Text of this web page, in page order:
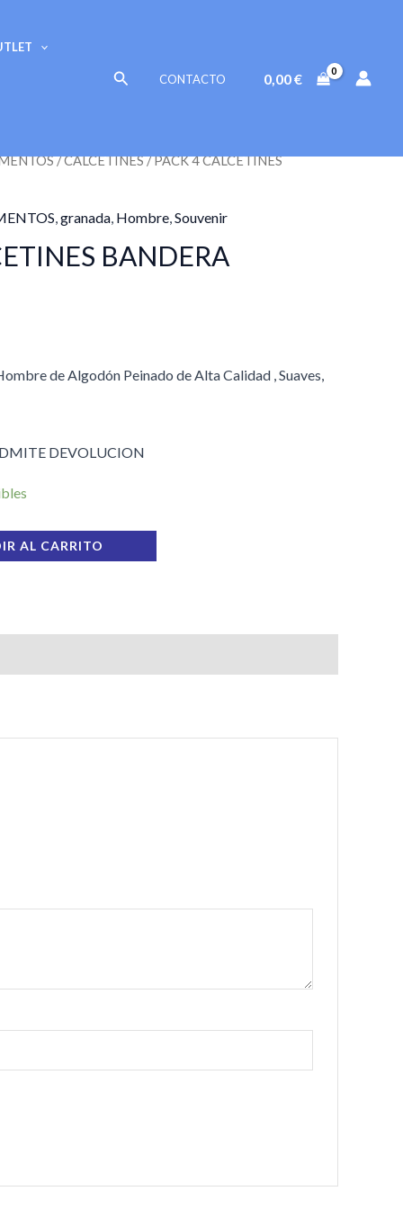
BuscarCONTACTO 0,00€
/CALCETINES/ PACK 4 CALCETINES
granada Hombre Souvenir
BANDERA
de Algodón Peinado de Alta Calidad , Suaves,
DEVOLUCION
AL CARRITO
cantidad